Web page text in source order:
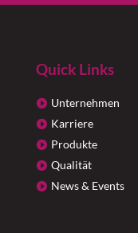
Quick Links
Unternehmen
Karriere
Produkte
Qualität
News & Events